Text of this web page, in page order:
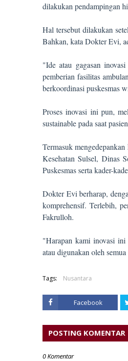
dilakukan pendampingan
Hal tersebut dilakukan
Bahkan, kata Dokter Evi,
"Ide atau gagasan
pemberian fasilitas
berkoordinasi puskesmas
Proses inovasi ini pun,
sustainable pada saat
Termasuk
Kesehatan Sulsel, Dinas
Puskesmas serta kader-
Dokter Evi berharap,
komprehensif. Terlebih,
Fakrulloh.
"Harapan kami inovasi ini
atau digunakan oleh
Tags: Nusantara
Facebook
POSTING KOMENTAR
0 Komentar